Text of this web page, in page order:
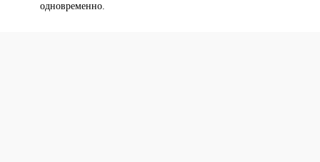
одновременно.